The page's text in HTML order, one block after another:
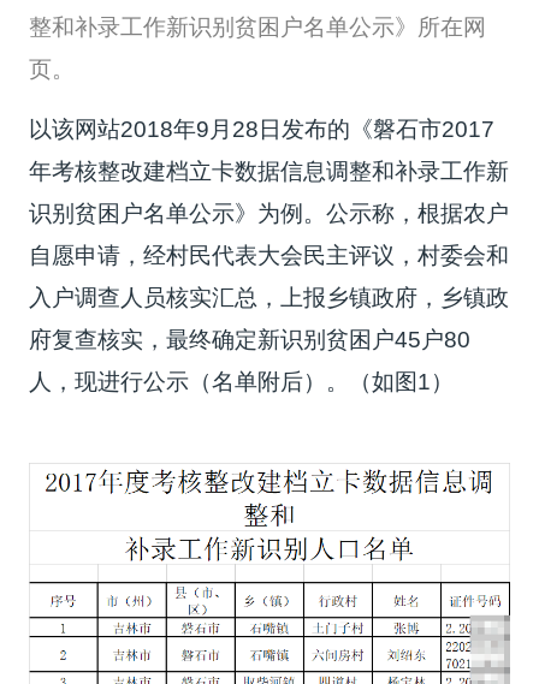
整和补录工作新识别贫困户名单公示》所在网
页。
以该网站2018年9月28日发布的《磐石市2017
年考核整改建档立卡数据信息调整和补录工作新
识别贫困户名单公示》为例。公示称，根据农户
自愿申请，经村民代表大会民主评议，村委会和
入户调查人员核实汇总，上报乡镇政府，乡镇政
府复查核实，最终确定新识别贫困户45户80
人，现进行公示（名单附后）。（如图1）